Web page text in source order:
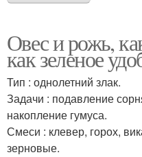
Овес и рожь,
как зеленое
Тип : однолетний злак.
Задачи : подавление
накопление гумуса.
Смеси : клевер, горох,
зерновые.